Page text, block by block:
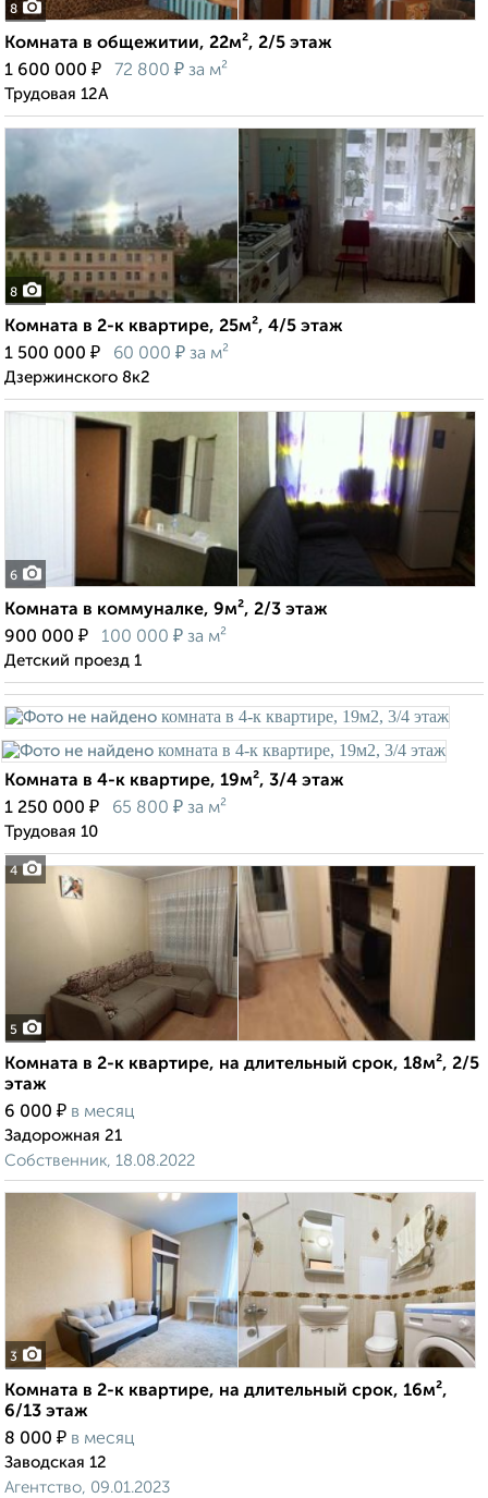
8
Комната в общежитии, 22м², 2/5 этаж
1 600 000 ₽ 72 800 ₽ за м²
Трудовая 12А
8
Комната в 2-к квартире, 25м², 4/5 этаж
1 500 000 ₽ 60 000 ₽ за м²
Дзержинского 8к2
6
Комната в коммуналке, 9м², 2/3 этаж
900 000 ₽ 100 000 ₽ за м²
Детский проезд 1
4
Комната в 4-к квартире, 19м², 3/4 этаж
1 250 000 ₽ 65 800 ₽ за м²
Трудовая 10
5
Комната в 2-к квартире, на длительный срок, 18м², 2/5
этаж
6 000 ₽ в месяц
Задорожная 21
Собственник, 18.08.2022
3
Комната в 2-к квартире, на длительный срок, 16м²,
6/13 этаж
8 000 ₽ в месяц
Заводская 12
Агентство, 09.01.2023